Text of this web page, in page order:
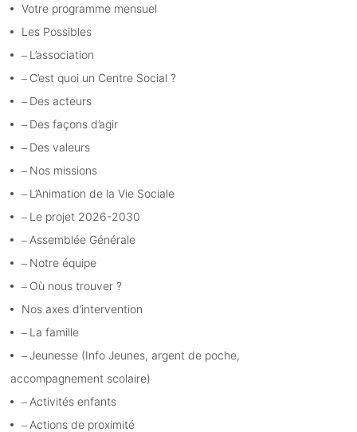
Votre programme mensuel
Les Possibles
L’association
C’est quoi un Centre Social ?
Des acteurs
Des façons d’agir
Des valeurs
Nos missions
L’Animation de la Vie Sociale
Le projet 2026-2030
Assemblée Générale
Notre équipe
Où nous trouver ?
Nos axes d’intervention
La famille
Jeunesse (Info Jeunes, argent de poche,
accompagnement scolaire)
Activités enfants
Actions de proximité